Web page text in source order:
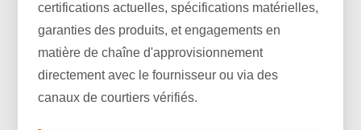
certifications actuelles, spécifications matérielles,
garanties des produits, et engagements en
matière de chaîne d'approvisionnement
directement avec le fournisseur ou via des
canaux de courtiers vérifiés.